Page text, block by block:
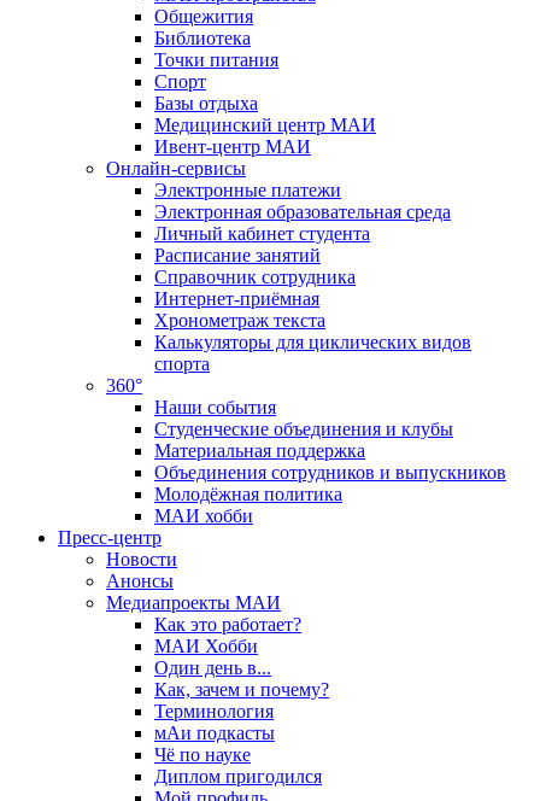
Общежития
Библиотека
Точки питания
Спорт
Базы отдыха
Медицинский центр МАИ
Ивент-центр МАИ
Онлайн-сервисы
Электронные платежи
Электронная образовательная среда
Личный кабинет студента
Расписание занятий
Справочник сотрудника
Интернет-приёмная
Хронометраж текста
Калькуляторы для циклических видов
спорта
360°
Наши события
Студенческие объединения и клубы
Материальная поддержка
Объединения сотрудников и выпускников
Молодёжная политика
МАИ хобби
Пресс-центр
Новости
Анонсы
Медиапроекты МАИ
Как это работает?
МАИ Хобби
Один день в...
Как, зачем и почему?
Терминология
мАи подкасты
Чё по науке
Диплом пригодился